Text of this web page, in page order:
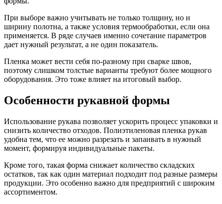
При выборе важно учитывать не только толщину, но и
ширину полотна, а также условия термообработки, если она
применяется. В ряде случаев именно сочетание параметров
дает нужный результат, а не один показатель.
Пленка может вести себя по-разному при сварке швов,
поэтому слишком толстые варианты требуют более мощного
оборудования. Это тоже влияет на итоговый выбор.
Особенности рукавной формы
Использование рукава позволяет ускорить процесс упаковки и
снизить количество отходов. Полиэтиленовая пленка рукав
удобна тем, что ее можно разрезать и запаивать в нужный
момент, формируя индивидуальные пакеты.
Кроме того, такая форма снижает количество складских
остатков, так как один материал подходит под разные размеры
продукции. Это особенно важно для предприятий с широким
ассортиментом.